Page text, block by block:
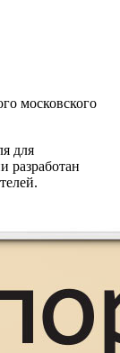
московского
для
разработан